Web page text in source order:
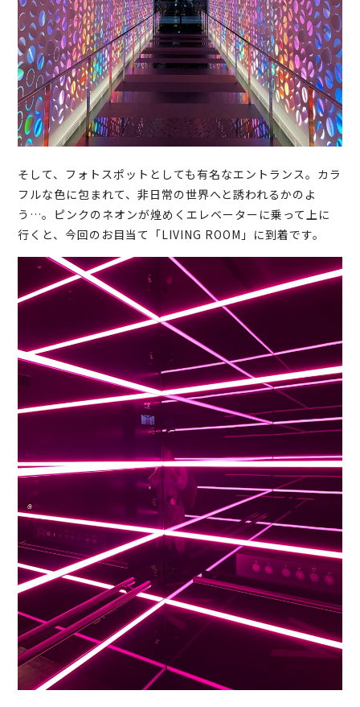
そして、フォトスポットとしても有名なエントランス。カラ
フルな色に包まれて、非日常の世界へと誘われるかのよ
う…。ピンクのネオンが煌めくエレベーターに乗って上に
行くと、今回のお目当て「LIVING ROOM」に到着です。